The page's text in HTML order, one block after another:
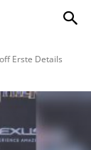
Erste Details